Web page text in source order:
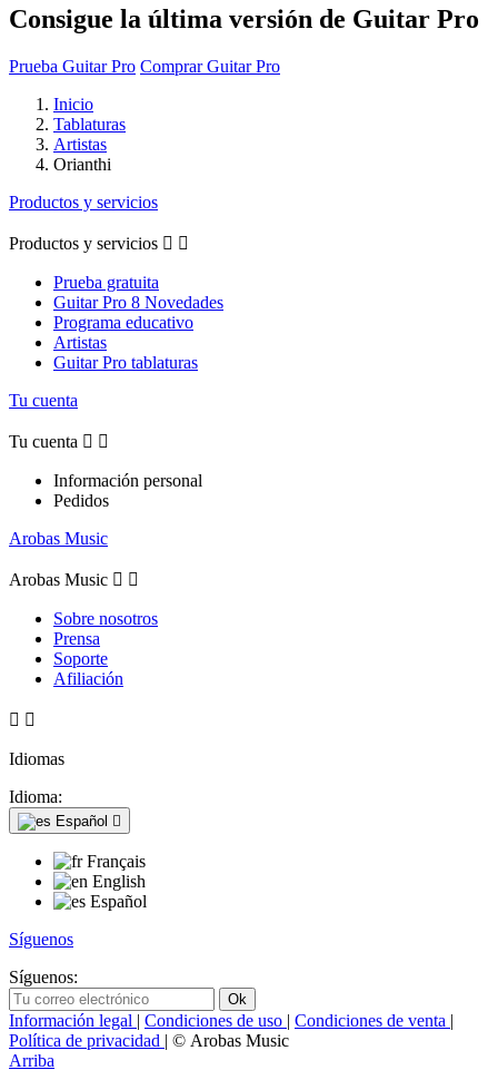
Consigue la última versión de Guitar Pro
Prueba Guitar Pro Comprar Guitar Pro
Inicio
Tablaturas
Artistas
Orianthi
Productos y servicios
Productos y servicios  
Prueba gratuita
Guitar Pro 8 Novedades
Programa educativo
Artistas
Guitar Pro tablaturas
Tu cuenta
Tu cuenta  
Información personal
Pedidos
Arobas Music
Arobas Music  
Sobre nosotros
Prensa
Soporte
Afiliación
 
Idiomas
Idioma:
Español 
Français
English
Español
Síguenos
Síguenos:
Información legal | Condiciones de uso | Condiciones de venta |
Política de privacidad | © Arobas Music
Arriba